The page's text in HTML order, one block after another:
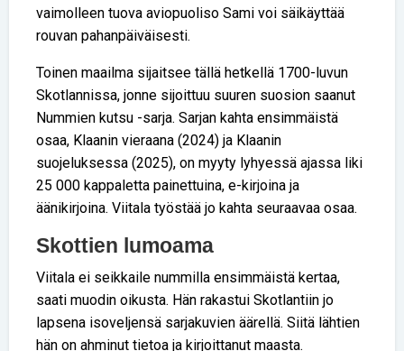
vaimolleen tuova aviopuoliso Sami voi säikäyttää
rouvan pahanpäiväisesti.
Toinen maailma sijaitsee tällä hetkellä 1700-luvun
Skotlannissa, jonne sijoittuu suuren suosion saanut
Nummien kutsu -sarja. Sarjan kahta ensimmäistä
osaa, Klaanin vieraana (2024) ja Klaanin
suojeluksessa (2025), on myyty lyhyessä ajassa liki
25 000 kappaletta painettuina, e-kirjoina ja
äänikirjoina. Viitala työstää jo kahta seuraavaa osaa.
Skottien lumoama
Viitala ei seikkaile nummilla ensimmäistä kertaa,
saati muodin oikusta. Hän rakastui Skotlantiin jo
lapsena isoveljensä sarjakuvien äärellä. Siitä lähtien
hän on ahminut tietoa ja kirjoittanut maasta.